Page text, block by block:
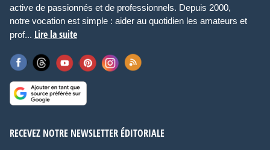
active de passionnés et de professionnels. Depuis 2000,
notre vocation est simple : aider au quotidien les amateurs et
prof... Lire la suite
RECEVEZ NOTRE NEWSLETTER ÉDITORIALE